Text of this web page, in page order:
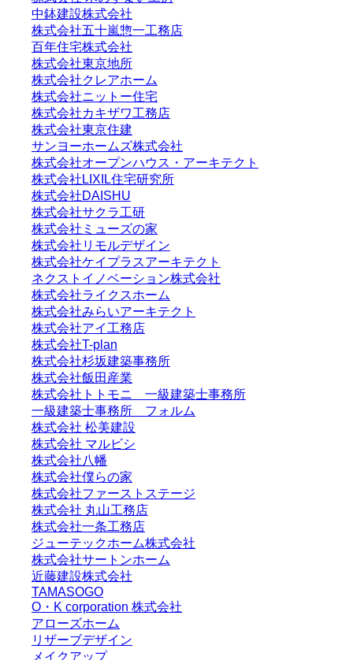
中鉢建設株式会社
株式会社五十嵐惣一工務店
百年住宅株式会社
株式会社東京地所
株式会社クレアホーム
株式会社ニットー住宅
株式会社カキザワ工務店
株式会社東京住建
サンヨーホームズ株式会社
株式会社オープンハウス・アーキテクト
株式会社LIXIL住宅研究所
株式会社DAISHU
株式会社サクラ工研
株式会社ミューズの家
株式会社リモルデザイン
株式会社ケイプラスアーキテクト
ネクストイノベーション株式会社
株式会社ライクスホーム
株式会社みらいアーキテクト
株式会社アイ工務店
株式会社T-plan
株式会社杉坂建築事務所
株式会社飯田産業
株式会社トトモニ 一級建築士事務所
一級建築士事務所 フォルム
株式会社 松美建設
株式会社 マルビシ
株式会社八幡
株式会社僕らの家
株式会社ファーストステージ
株式会社 丸山工務店
株式会社一条工務店
ジューテックホーム株式会社
株式会社サートンホーム
近藤建設株式会社
TAMASOGO
O・K corporation 株式会社
アローズホーム
リザーブデザイン
メイクアップ